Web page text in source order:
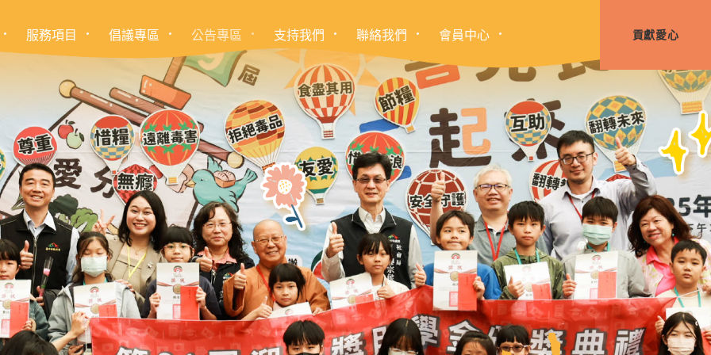
服務項目 倡議專區 公告專區 支持我們 聯絡我們 會員中心 貢獻愛心